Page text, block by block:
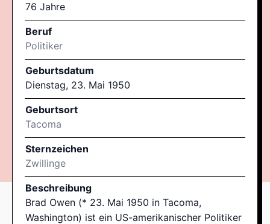
76 Jahre
Beruf
Politiker
Geburtsdatum
Dienstag, 23. Mai 1950
Geburtsort
Tacoma
Sternzeichen
Zwillinge
Beschreibung
Brad Owen (* 23. Mai 1950 in Tacoma,
Washington) ist ein US-amerikanischer Politiker